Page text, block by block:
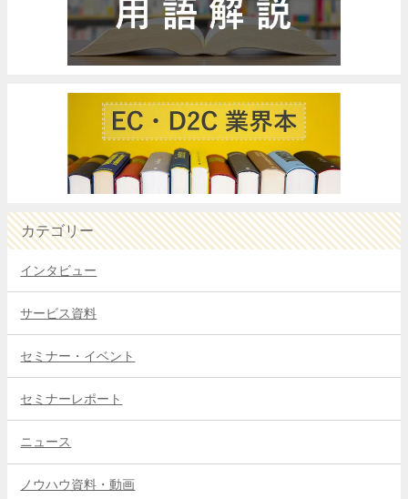
カテゴリー
インタビュー
サービス資料
セミナー・イベント
セミナーレポート
ニュース
ノウハウ資料・動画